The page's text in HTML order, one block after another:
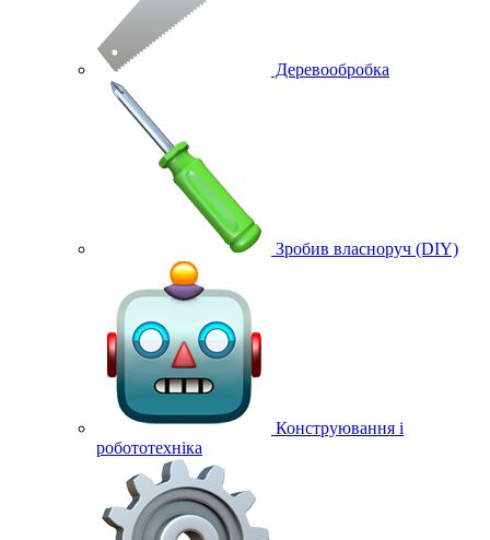
Деревообробка
Зробив власноруч (DIY)
Конструювання і
робототехніка